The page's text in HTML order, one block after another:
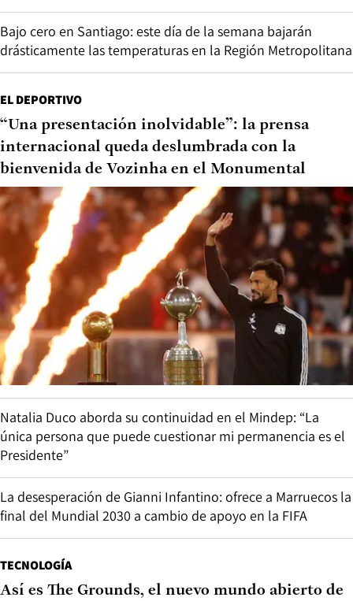
Bajo cero en Santiago: este día de la semana bajarán
drásticamente las temperaturas en la Región Metropolitana
EL DEPORTIVO
“Una presentación inolvidable”: la prensa
internacional queda deslumbrada con la
bienvenida de Vozinha en el Monumental
Natalia Duco aborda su continuidad en el Mindep: “La
única persona que puede cuestionar mi permanencia es el
Presidente”
La desesperación de Gianni Infantino: ofrece a Marruecos la
final del Mundial 2030 a cambio de apoyo en la FIFA
TECNOLOGÍA
Así es The Grounds, el nuevo mundo abierto de